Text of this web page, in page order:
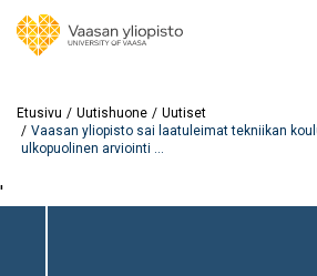
Etusivu Uutishuone
Uutiset
Vaasan yliopisto sai laatuleimat tekniikan
ulkopuolinen arviointi ...
'